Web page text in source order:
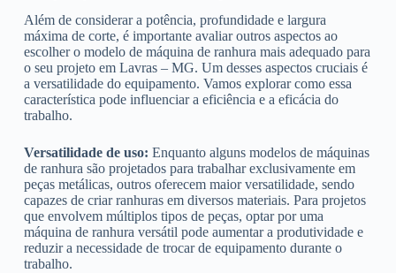
Além de considerar a potência, profundidade e largura
máxima de corte, é importante avaliar outros aspectos ao
escolher o modelo de máquina de ranhura mais adequado para
o seu projeto em Lavras – MG. Um desses aspectos cruciais é
a versatilidade do equipamento. Vamos explorar como essa
característica pode influenciar a eficiência e a eficácia do
trabalho.
Versatilidade de uso: Enquanto alguns modelos de máquinas
de ranhura são projetados para trabalhar exclusivamente em
peças metálicas, outros oferecem maior versatilidade, sendo
capazes de criar ranhuras em diversos materiais. Para projetos
que envolvem múltiplos tipos de peças, optar por uma
máquina de ranhura versátil pode aumentar a produtividade e
reduzir a necessidade de trocar de equipamento durante o
trabalho.